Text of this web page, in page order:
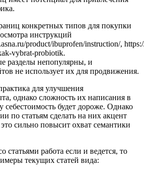
конкретных типов для покупки
инструкций
product/ibuprofen/instruction/,
vybrat-probiotik.
разделы непопулярны, и
не использует их для продвижения.
для улучшения
однако сложность их написания в
будет дороже. Однако
по статьям сделать на них акцент
сильно повысит охват семантики
статьями работа если и ведется, то
текущих статей вида: